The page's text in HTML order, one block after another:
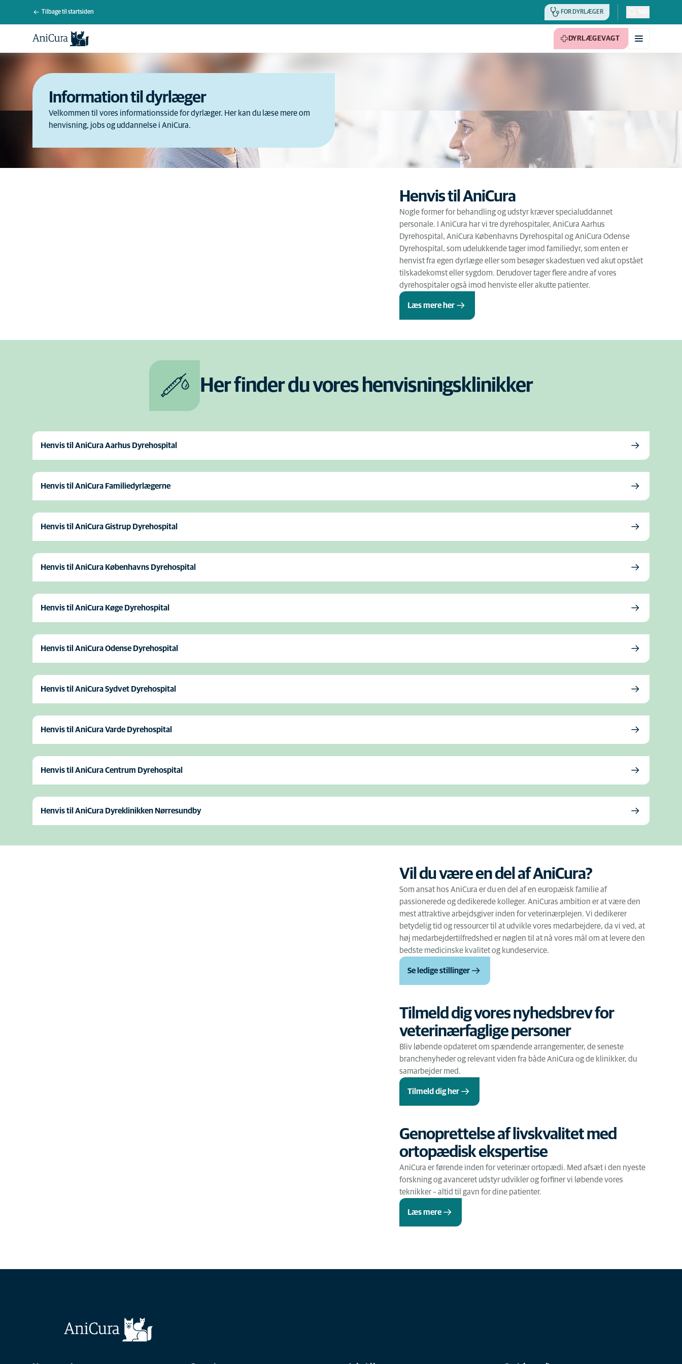
Tilbage til startsiden FOR DYRLÆGER
DYRLÆGEVAGT
Information til dyrlæger
Velkommen til vores informationsside for dyrlæger. Her kan du læse mere om
henvisning, jobs og uddannelse i AniCura.
Henvis til AniCura
Nogle former for behandling og udstyr kræver specialuddannet
personale. I AniCura har vi tre dyrehospitaler, AniCura Aarhus
Dyrehospital, AniCura Københavns Dyrehospital og AniCura Odense
Dyrehospital, som udelukkende tager imod familiedyr, som enten er
henvist fra egen dyrlæge eller som besøger skadestuen ved akut opstået
tilskadekomst eller sygdom. Derudover tager flere andre af vores
dyrehospitaler også imod henviste eller akutte patienter.
Læs mere her
Her finder du vores henvisningsklinikker
Henvis til AniCura Aarhus Dyrehospital
Henvis til AniCura Familiedyrlægerne
Henvis til AniCura Gistrup Dyrehospital
Henvis til AniCura Københavns Dyrehospital
Henvis til AniCura Køge Dyrehospital
Henvis til AniCura Odense Dyrehospital
Henvis til AniCura Sydvet Dyrehospital
Henvis til AniCura Varde Dyrehospital
Henvis til AniCura Centrum Dyrehospital
Henvis til AniCura Dyreklinikken Nørresundby
Vil du være en del af AniCura?
Som ansat hos AniCura er du en del af en europæisk familie af
passionerede og dedikerede kolleger. AniCuras ambition er at være den
mest attraktive arbejdsgiver inden for veterinærplejen. Vi dedikerer
betydelig tid og ressourcer til at udvikle vores medarbejdere, da vi ved, at
høj medarbejdertilfredshed er nøglen til at nå vores mål om at levere den
bedste medicinske kvalitet og kundeservice.
Se ledige stillinger
Tilmeld dig vores nyhedsbrev for
veterinærfaglige personer
Bliv løbende opdateret om spændende arrangementer, de seneste
branchenyheder og relevant viden fra både AniCura og de klinikker, du
samarbejder med.
Tilmeld dig her
Genoprettelse af livskvalitet med
ortopædisk ekspertise
AniCura er førende inden for veterinær ortopædi. Med afsæt i den nyeste
forskning og avanceret udstyr udvikler og forfiner vi løbende vores
teknikker – altid til gavn for dine patienter.
Læs mere